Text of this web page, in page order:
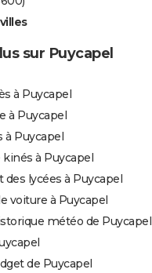
sur Puycapel
à Puycapel
à Puycapel
à Puycapel
à Puycapel
des lycées à Puycapel
voiture à Puycapel
météo de Puycapel
de Puycapel